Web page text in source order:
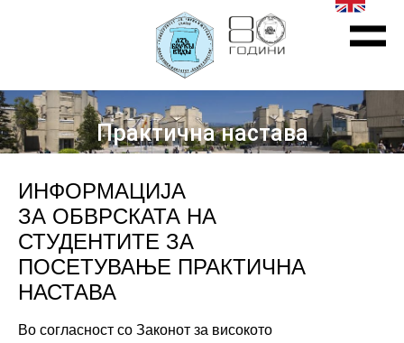
Практична настава
ИНФОРМАЦИЈА
ЗА ОБВРСКАТА НА
СТУДЕНТИТЕ ЗА
ПОСЕТУВАЊЕ ПРАКТИЧНА
НАСТАВА
Во согласност со Законот за високото